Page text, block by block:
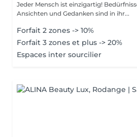
Jeder Mensch ist einzigartig!
Ansichten und Gedanken sind in ihr...
Forfait 2 zones -> 10%
Forfait 3 zones et plus -> 20%
Espaces inter sourcilier